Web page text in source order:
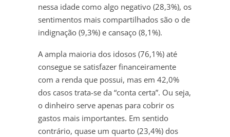
nessa idade como algo negativo (28,3%), os
sentimentos mais compartilhados são o de
indignação (9,3%) e cansaço (8,1%).
A ampla maioria dos idosos (76,1%) até
consegue se satisfazer financeiramente
com a renda que possui, mas em 42,0%
dos casos trata-se da “conta certa”. Ou seja,
o dinheiro serve apenas para cobrir os
gastos mais importantes. Em sentido
contrário, quase um quarto (23,4%) dos